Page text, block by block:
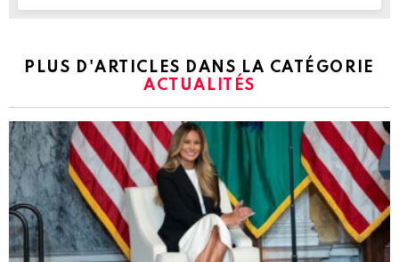
PLUS D'ARTICLES DANS LA CATÉGORIE
ACTUALITÉS